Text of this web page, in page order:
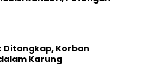
Ditangkap, Korban
Karung